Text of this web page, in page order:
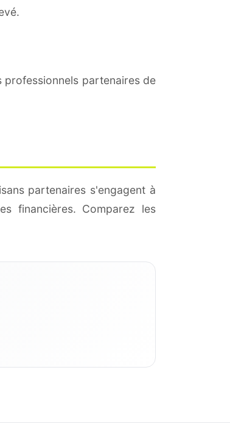
partenaires de
partenaires s'engagent à
financières. Comparez les